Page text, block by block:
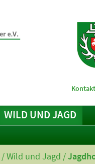
WILD UND JAGD
/Wild und Jagd /